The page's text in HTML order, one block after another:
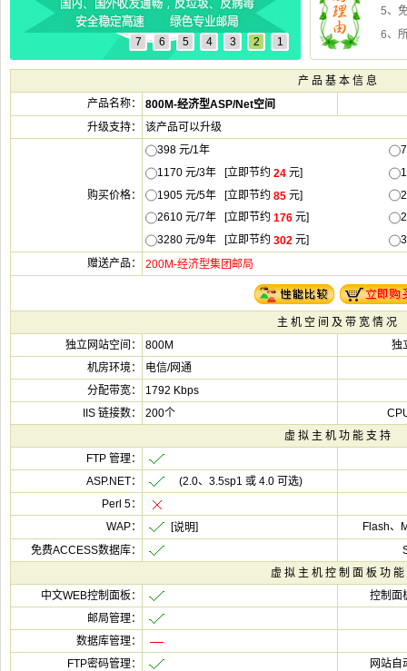
5、
6、
该产品可以升
398 元/1
1170 元/3年 [立即节
元]
1905 元/5年 [立即节
元]
2610 元/7年 [立即节
元]
3280 元/9年 [立即节
元]
800M
电信/网通
1792 Kbps
200个
(2.0、3.5sp1 或 4.0 可选)
[